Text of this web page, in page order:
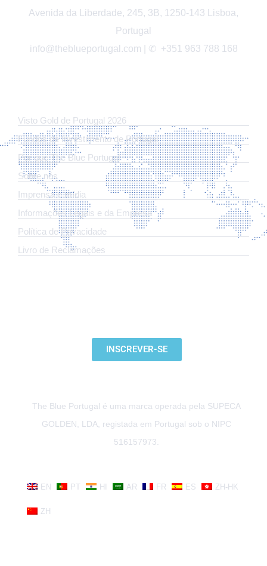
Avenida da Liberdade, 245, 3B, 1250-143 Lisboa,
Portugal
info@theblueportugal.com | ✆ +351 963 788 168
Visto Gold de Portugal 2026
Fundos de Investimento de Portugal
Por que The Blue Portugal
Sobre nós
Imprensa e mídia
Informações Legais e da Empresa
Política de Privacidade
Livro de Reclamações
INSCREVER-SE
The Blue Portugal é uma marca operada pela SUPECA
GOLDEN, LDA, registada em Portugal sob o NIPC
516157973.
EN PT HI AR FR ES ZH-HK
ZH